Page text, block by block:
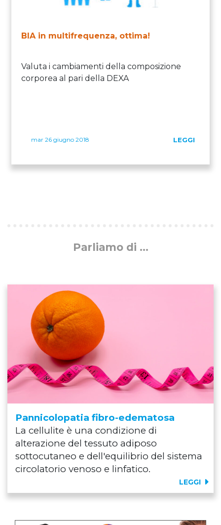
BIA in multifrequenza, ottima!
Valuta i cambiamenti della composizione
corporea al pari della DEXA
mar 26 giugno 2018 LEGGI
Parliamo di ...
Pannicolopatia fibro-edematosa
La cellulite è una condizione di
alterazione del tessuto adiposo
sottocutaneo e dell'equilibrio del sistema
circolatorio venoso e linfatico.
LEGGI